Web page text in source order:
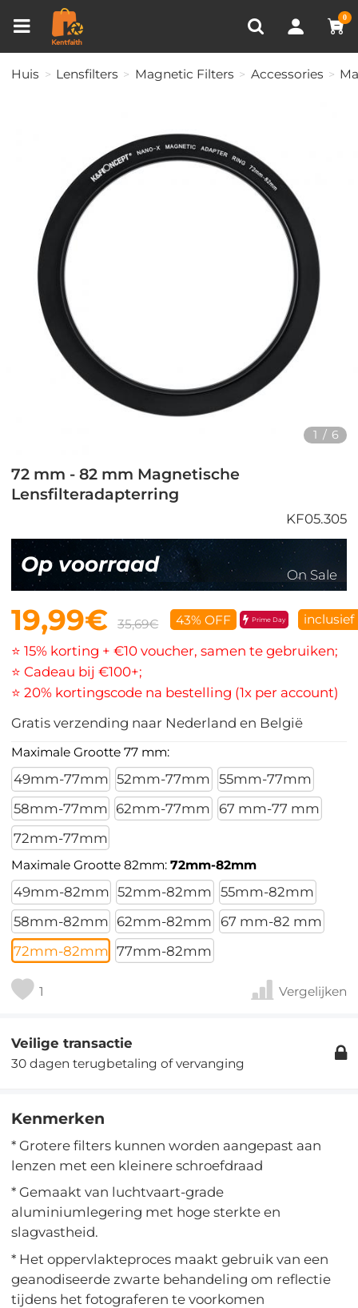
0
RECENT BEKEKEN
Huis Lensfilters Magnetic Filters Accessories
1 / 6
72 mm - 82 mm Magnetische
Lensfilteradapterring
KF05.305
Op voorraad On Sale
19,99€ 35,69€ 43% OFF Prime Day
⭐ 15% korting + €10 voucher, samen te gebruiken;
⭐ Cadeau bij €100+;
⭐ 20% kortingscode na bestelling (1x per account)
Gratis verzending naar Nederland en België
Maximale Grootte 77 mm:
49mm-77mm 52mm-77mm
55mm-77mm
58mm-77mm 62mm-77mm
67 mm-77 mm
72mm-77mm
Maximale Grootte 82mm:72mm-82mm
49mm-82mm 52mm-82mm
55mm-82mm
58mm-82mm 62mm-82mm
67 mm-82 mm
72mm-82mm 77mm-82mm
1 Vergelijken
Veilige transactie
30 dagen terugbetaling of vervanging
Kenmerken
* Grotere filters kunnen worden aangepast aan
lenzen met een kleinere schroefdraad
* Gemaakt van luchtvaart-grade
aluminiumlegering met hoge sterkte en
slagvastheid.
* Het oppervlakteproces maakt gebruik van een
geanodiseerde zwarte behandeling om reflectie
tijdens het fotograferen te voorkomen